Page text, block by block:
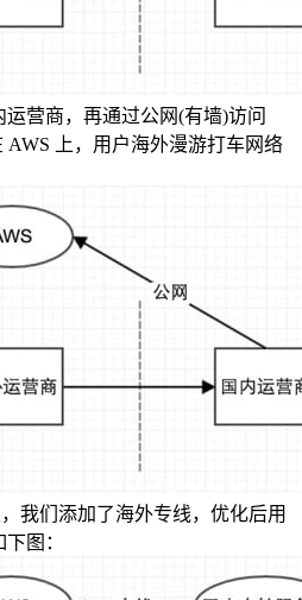
营商，再通过公网(有墙)访问
AWS 上，用户海外漫游打车网络
我们添加了海外专线，优化后用
图：